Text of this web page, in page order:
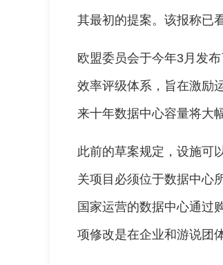
其最初的提案。该报称已
欧盟委员会于今年3月发
效率评级体系，旨在激励
来十年数据中心容量将大
此前的草案规定，设施可
关项目必须位于数据中心
国家运营的数据中心通过
项修改是在企业和游说团